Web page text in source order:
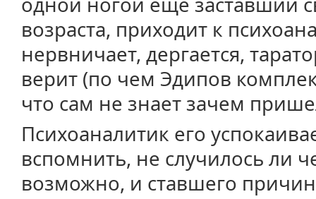
возраста, приходит к
нервничает, дергается,
верит (по чем Эдипов
что сам не знает зачем
Психоаналитик его
вспомнить, не случилось ли
возможно, и ставшего